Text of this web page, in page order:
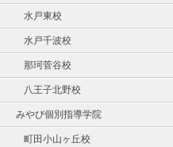
水戸東校
水戸千波校
那珂菅谷校
八王子北野校
みやび個別指導学院
町田小山ヶ丘校